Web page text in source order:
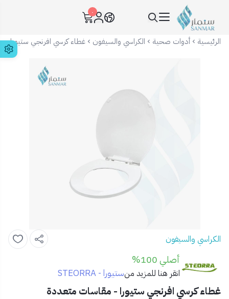
سنمار Sanmar
٠
الرئيسية أدوات صحية الكراسي والسيفون غطاء كرسي افرنجي ستيورا
الكراسي والسيفون
أصلي 100%
انقر هنا للمزيد منستيورا - STEORRA
غطاء كرسي افرنجي ستيورا - مقاسات متعددة